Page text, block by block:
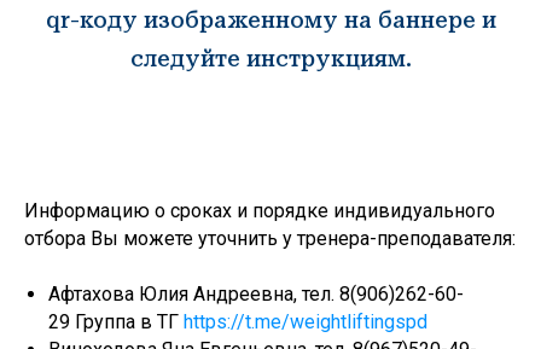
qr-коду изображенному на баннере и
следуйте инструкциям.
Информацию о сроках и порядке индивидуального
отбора Вы можете уточнить у тренера-преподавателя:
Афтахова Юлия Андреевна, тел. 8(906)262-60-
29 Группа в ТГ https://t.me/weightliftingspd
учреждение дополнительного
Санкт-Петербург, Гражданский пр. д.7 лит. А
МЕНЮ
+7 (812) 246-30-20